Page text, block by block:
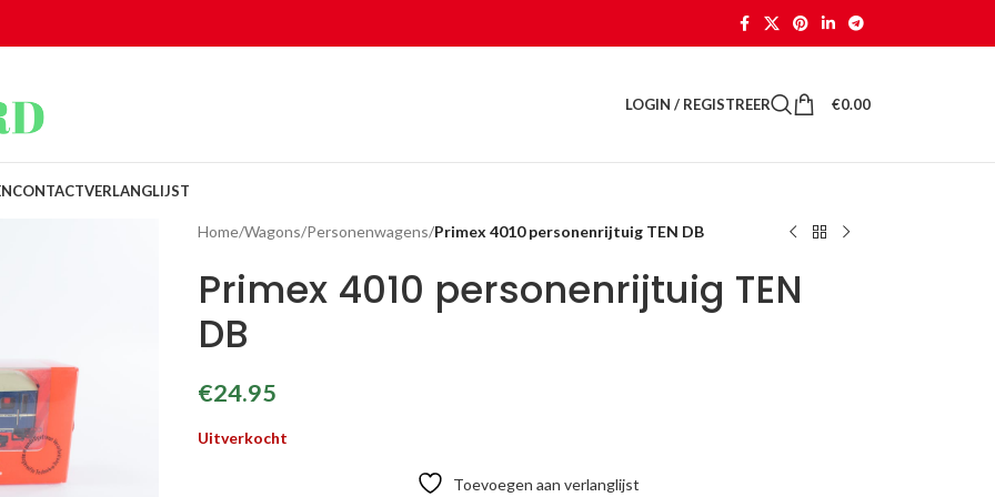
LOGIN / REGISTREER €0.00
CONTACTVERLANGLIJST
Home/Wagons/Personenwagens/Primex 4010 personenrijtuig TEN DB
Primex 4010 personenrijtuig TEN
DB
€24.95
Uitverkocht
Toevoegen aan verlanglijst